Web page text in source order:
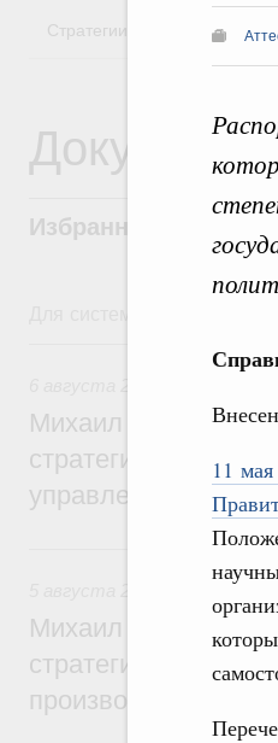
11
Стратегии
Документы
Избранные
Михаил Мишустин
стратегической
управления
Вопросы
Михаил Мишустин
стратегической
производительности